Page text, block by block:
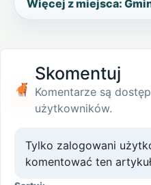
Więcej z miejsca:
Skomentuj
Komentarze są
użytkowników.
Tylko zalogowani
komentować ten